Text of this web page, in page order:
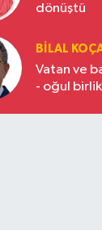
dönüştü
BILAL
Vatan ve
- oğul